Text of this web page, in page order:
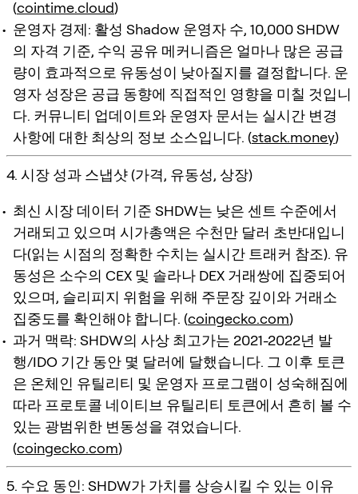
(cointime.cloud)
운영자 경제: 활성 Shadow 운영자 수, 10,000 SHDW
의 자격 기준, 수익 공유 메커니즘은 얼마나 많은 공급
량이 효과적으로 유동성이 낮아질지를 결정합니다. 운
영자 성장은 공급 동향에 직접적인 영향을 미칠 것입니
다. 커뮤니티 업데이트와 운영자 문서는 실시간 변경
사항에 대한 최상의 정보 소스입니다. (stack.money)
4. 시장 성과 스냅샷 (가격, 유동성, 상장)
최신 시장 데이터 기준 SHDW는 낮은 센트 수준에서
거래되고 있으며 시가총액은 수천만 달러 초반대입니
다(읽는 시점의 정확한 수치는 실시간 트래커 참조). 유
동성은 소수의 CEX 및 솔라나 DEX 거래쌍에 집중되어
있으며, 슬리피지 위험을 위해 주문장 깊이와 거래소
집중도를 확인해야 합니다. (coingecko.com)
과거 맥락: SHDW의 사상 최고가는 2021-2022년 발
행/IDO 기간 동안 몇 달러에 달했습니다. 그 이후 토큰
은 온체인 유틸리티 및 운영자 프로그램이 성숙해짐에
따라 프로토콜 네이티브 유틸리티 토큰에서 흔히 볼 수
있는 광범위한 변동성을 겪었습니다.
(coingecko.com)
5. 수요 동인: SHDW가 가치를 상승시킬 수 있는 이유